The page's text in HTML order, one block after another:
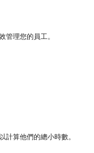
管理您的員工。
計算他們的總小時數。